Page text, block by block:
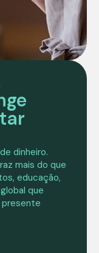
dinheiro.
mais do que
educação,
que